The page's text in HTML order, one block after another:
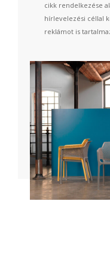
cikk rendelkezése
hírlevelezési céllal
reklámot is